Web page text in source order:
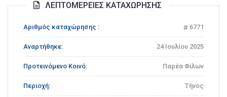
ΛΕΠΤΟΜΈΡΕΙΕΣ ΚΑΤΑΧΏΡΗΣΗΣ
Αριθμός καταχώρησης : 6771
Αναρτήθηκε: 24 Ιουλίου 2025
Προτεινόμενο Κοινό: Παρέα Φίλων
Περιοχή: Τήνος